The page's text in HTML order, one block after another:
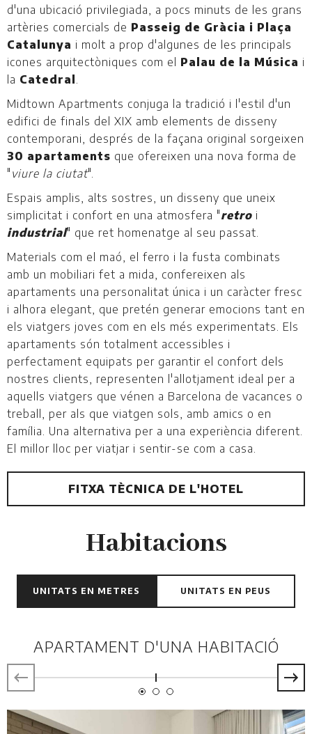
d'una ubicació privilegiada, a pocs minuts de les grans
artèries comercials de Passeig de Gràcia i Plaça
Catalunya i molt a prop d'algunes de les principals
icones arquitectòniques com el Palau de la Música i
la Catedral .
Midtown Apartments conjuga la tradició i l'estil d'un
edifici de finals del XIX amb elements de disseny
contemporani, després de la façana original sorgeixen
30 apartaments que ofereixen una nova forma de
" viure la ciutat".
Espais amplis, alts sostres, un disseny que uneix
simplicitat i confort en una atmosfera "retro i
industrial" que ret homenatge al seu passat.
Materials com el maó, el ferro i la fusta combinats
amb un mobiliari fet a mida, confereixen als
apartaments una personalitat única i un caràcter fresc
i alhora elegant, que pretén generar emocions tant en
els viatgers joves com en els més experimentats. Els
apartaments són totalment accessibles i
perfectament equipats per garantir el confort dels
nostres clients, representen l'allotjament ideal per a
aquells viatgers que vénen a Barcelona de vacances o
treball, per als que viatgen sols, amb amics o en
família. Una alternativa per a una experiència diferent.
El millor lloc per viatjar i sentir-se com a casa.
FITXA TÈCNICA DE L'HOTEL
Habitacions
UNITATS EN METRES UNITATS EN PEUS
APARTAMENT D'UNA HABITACIÓ